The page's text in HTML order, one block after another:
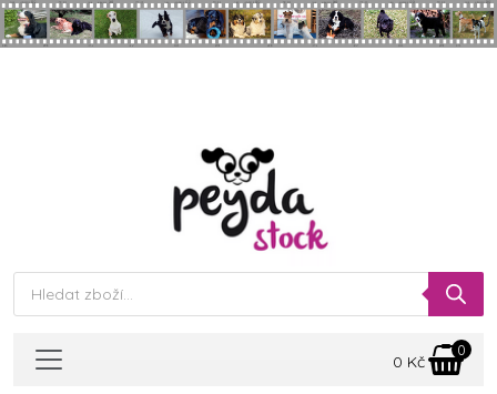
Skip to main content
Products
search
0 Kč
0